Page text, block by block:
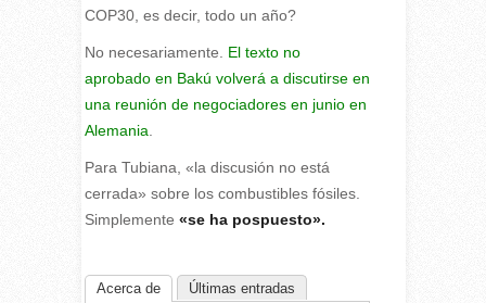
COP30, es decir, todo un año?
No necesariamente. El texto no
aprobado en Bakú volverá a discutirse en
una reunión de negociadores en junio en
Alemania.
Para Tubiana, «la discusión no está
cerrada» sobre los combustibles fósiles.
Simplemente «se ha pospuesto».
Acerca de Últimas entradas